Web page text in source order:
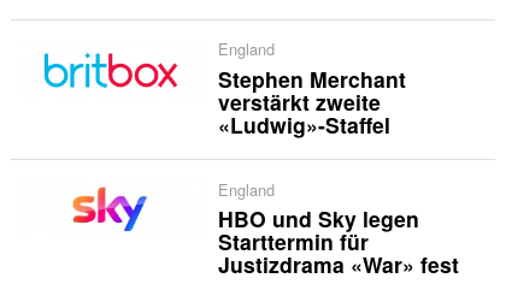
England
Stephen Merchant
verstärkt zweite
«Ludwig»-Staffel
England
HBO und Sky legen
Starttermin für
Justizdrama «War» fest